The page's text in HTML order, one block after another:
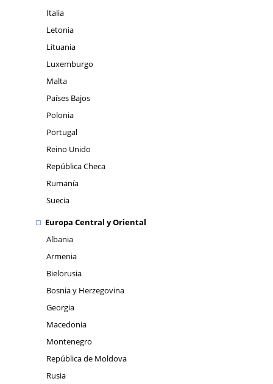
Italia
Letonia
Lituania
Luxemburgo
Malta
Países Bajos
Polonia
Portugal
Reino Unido
República Checa
Rumanía
Suecia
Europa Central y Oriental
Albania
Armenia
Bielorusia
Bosnia y Herzegovina
Georgia
Macedonia
Montenegro
República de Moldova
Rusia